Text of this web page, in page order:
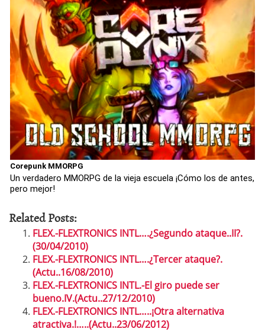
Corepunk MMORPG
Un verdadero MMORPG de la vieja escuela ¡Cómo los de antes,
pero mejor!
Related Posts:
FLEX.-FLEXTRONICS INTL….¿Segundo ataque..II?.
(30/04/2010)
FLEX.-FLEXTRONICS INTL….¿Tercer ataque?.
(Actu..16/08/2010)
FLEX.-FLEXTRONICS INTL.-El giro puede ser
bueno.IV.(Actu..27/12/2010)
FLEX.-FLEXTRONICS INTL…..¡Otra alternativa
atractiva.!…..(Actu..23/06/2012)